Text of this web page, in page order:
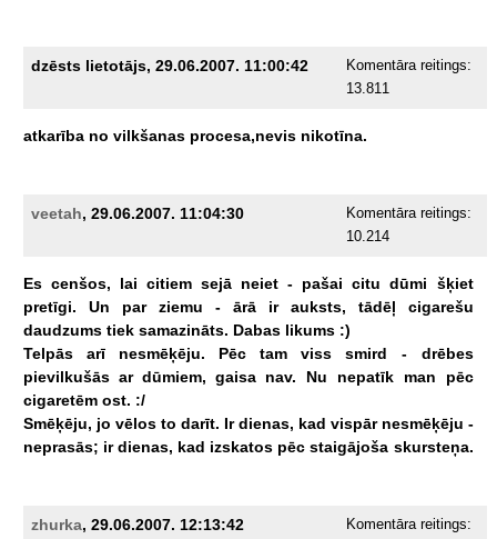
dzēsts lietotājs, 29.06.2007. 11:00:42
Komentāra reitings:
13.811
atkarība no vilkšanas procesa,nevis nikotīna.
veetah, 29.06.2007. 11:04:30
Komentāra reitings:
10.214
Es cenšos, lai citiem sejā neiet - pašai citu dūmi
šķiet
pretīgi.
Un par ziemu - ārā ir auksts, tādēļ
cigarešu
daudzums tiek samazināts. Dabas likums :)
Telpās
arī nesmēķēju. Pēc tam viss smird -
drēbes
pievilkušās ar dūmiem, gaisa nav. Nu nepatīk man
pēc
cigaretēm ost. :/
Smēķēju, jo vēlos to darīt. Ir dienas, kad vispār nesmēķēju -
neprasās; ir dienas, kad izskatos pēc staigājoša skursteņa.
zhurka, 29.06.2007. 12:13:42
Komentāra reitings: